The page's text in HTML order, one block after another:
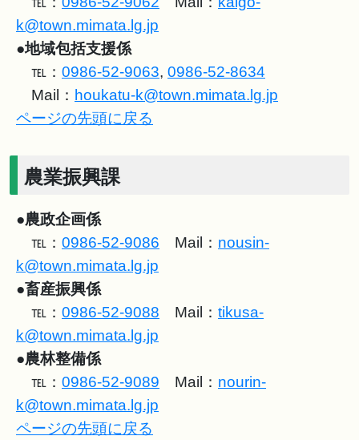
k@town.mimata.lg.jp
●地域包括支援係
℡： 0986-52-9063, 0986-52-8634
Mail： houkatu-k@town.mimata.lg.jp
ページの先頭に戻る
農業振興課
●農政企画係
℡： 0986-52-9086 Mail： nousin-
k@town.mimata.lg.jp
●畜産振興係
℡： 0986-52-9088 Mail： tikusa-
k@town.mimata.lg.jp
●農林整備係
℡： 0986-52-9089 Mail： nourin-
k@town.mimata.lg.jp
ページの先頭に戻る